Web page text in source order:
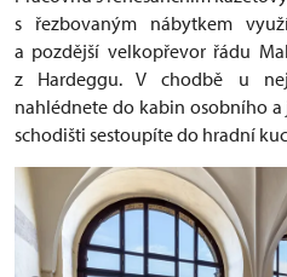
s řezbovaným nábytkem
a pozdější velkopřevor řádu
z Hardeggu. V chodbě u
nahlédnete do kabin osobního
schodišti sestoupíte do hradní